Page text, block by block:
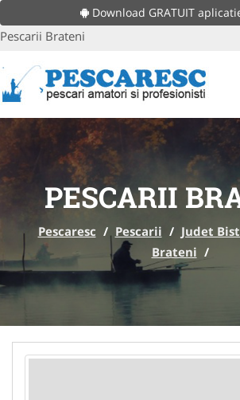
Download GRATUIT
Pescarii Brateni
PESCARII
Pescaresc / Pescarii / Judet
Brateni /